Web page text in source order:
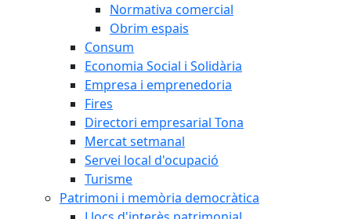
Normativa comercial
Obrim espais
Consum
Economia Social i Solidària
Empresa i emprenedoria
Fires
Directori empresarial Tona
Mercat setmanal
Servei local d'ocupació
Turisme
Patrimoni i memòria democràtica